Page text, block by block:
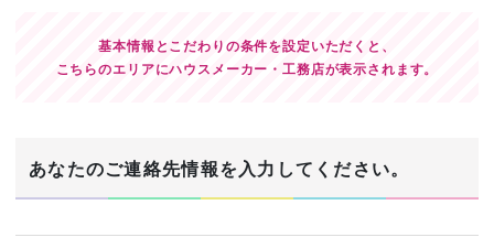
基本情報とこだわりの条件を設定いただくと、
こちらのエリアにハウスメーカー・工務店が表示されます。
あなたのご連絡先情報を入力してください。